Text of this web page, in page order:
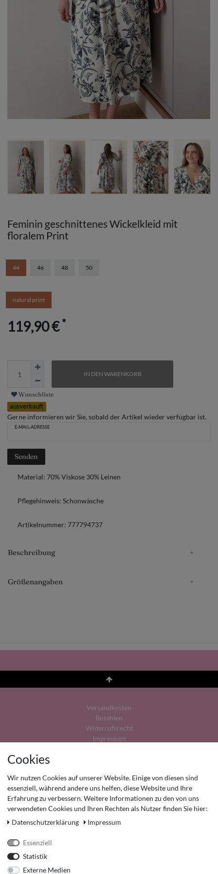
Feminin geschnittenes Wickelkleid mit
floralem Print
44 46 48 50
natural print
119,90 € *
IN DEN WARENKORB
Wunschliste
ausverkauft
Gerne informieren wir Sie, sobald der Artikel wieder verfügbar ist.
E-MAIL-ADRESSE
Senden
Material: 70% Viskose 30% Leinen
Pflegehinweis: Schonwäsche
Artikelnummer: 777794737
Beschreibung
Größenangaben
Versandkosten
Bezahlen
Widerrufs­recht
Impressum
AGB
Kontakt
Retoure anmelden
Vertrag widerrufen
Mein Konto (anmelden)
Cookies
Wir nutzen Cookies auf unserer Website. Einige von diesen sind
essenziell, während andere uns helfen, diese Website und Ihre
Erfahrung zu verbessern. Weitere Informationen zu den von uns
verwendeten Cookies und Ihren Rechten als Nutzer finden Sie hier:
Daten­schutz­erklärung
Impressum
Essenziell
Statistik
Externe Medien